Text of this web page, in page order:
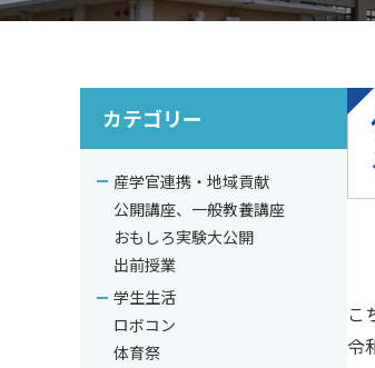
こ
令
カテゴリー
産学官連携・地域貢献
公開講座、一般教養講座
おもしろ実験大公開
出前授業
学生生活
ロボコン
体育祭